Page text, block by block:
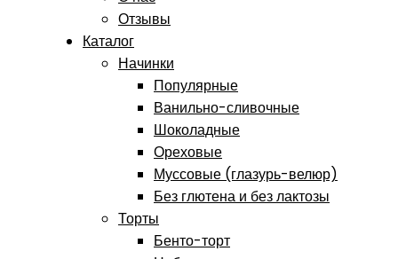
Отзывы
Каталог
Начинки
Популярные
Ванильно-сливочные
Шоколадные
Ореховые
Муссовые (глазурь-велюр)
Без глютена и без лактозы
Торты
Бенто-торт